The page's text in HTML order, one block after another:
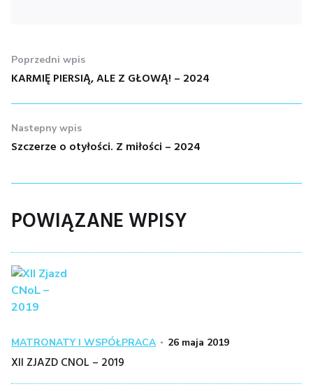
NAWIGACJA
WPISU
Poprzedni wpis
Poprzedni
KARMIĘ PIERSIĄ, ALE Z GŁOWĄ! – 2024
Nastepny wpis
Nastepny
Szczerze o otyłości. Z miłości – 2024
POWIĄZANE WPISY
Kategoria
MATRONATY I WSPÓŁPRACA
Posted
26 maja 2019
XII ZJAZD CNOL – 2019